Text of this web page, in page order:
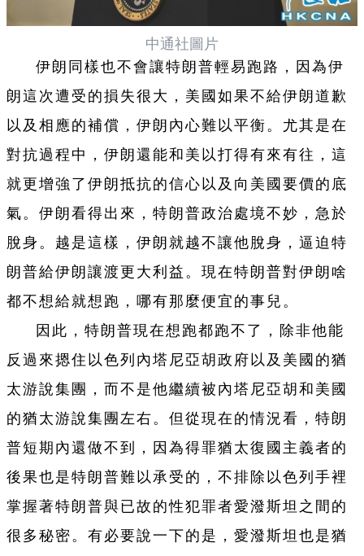
中通社圖片
伊朗同樣也不會讓特朗普輕易跑路，因為伊
朗這次遭受的損失很大，美國如果不給伊朗道歉
以及相應的補償，伊朗內心難以平衡。尤其是在
對抗過程中，伊朗還能和美以打得有來有往，這
就更增強了伊朗抵抗的信心以及向美國要價的底
氣。伊朗看得出來，特朗普政治處境不妙，急於
脫身。越是這樣，伊朗就越不讓他脫身，逼迫特
朗普給伊朗讓渡更大利益。現在特朗普對伊朗啥
都不想給就想跑，哪有那麼便宜的事兒。
因此，特朗普現在想跑都跑不了，除非他能
反過來摁住以色列內塔尼亞胡政府以及美國的猶
太游說集團，而不是他繼續被內塔尼亞胡和美國
的猶太游說集團左右。但從現在的情況看，特朗
普短期內還做不到，因為得罪猶太復國主義者的
後果也是特朗普難以承受的，不排除以色列手裡
掌握著特朗普與已故的性犯罪者愛潑斯坦之間的
很多秘密。有必要說一下的是，愛潑斯坦也是猶